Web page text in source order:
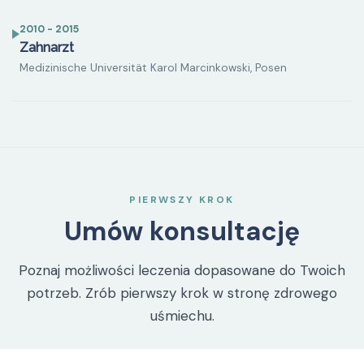
2010 - 2015
Zahnarzt
Medizinische Universität Karol Marcinkowski, Posen
PIERWSZY KROK
Umów konsultację
Poznaj możliwości leczenia dopasowane do Twoich
potrzeb. Zrób pierwszy krok w stronę zdrowego
uśmiechu.